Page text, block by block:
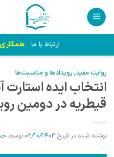
Skip
content
ارتباط با ما همکاری
روایت مفید, رویدادها و مناسبت‌ها
انتخاب ایده
قیطریه در دومین
نوشته شده در تاریخ 02/10/1402 توسط